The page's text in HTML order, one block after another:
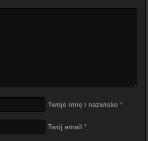
Twoje imię i nazwisko *
Twój email *